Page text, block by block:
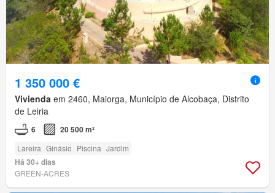
1 350 000 €
Vivienda em 2460, Maiorga, Município de Alcobaça, Distrito
de Leiria
6 20 500 m²
Lareira Ginásio Piscina Jardim
Há 30+ dias
GREEN-ACRES